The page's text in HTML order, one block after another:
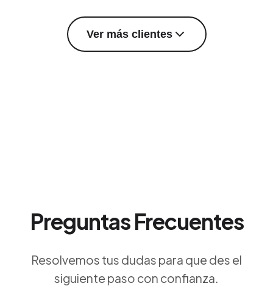
Ver más clientes
Preguntas Frecuentes
Resolvemos tus dudas para que des el
siguiente paso con confianza.